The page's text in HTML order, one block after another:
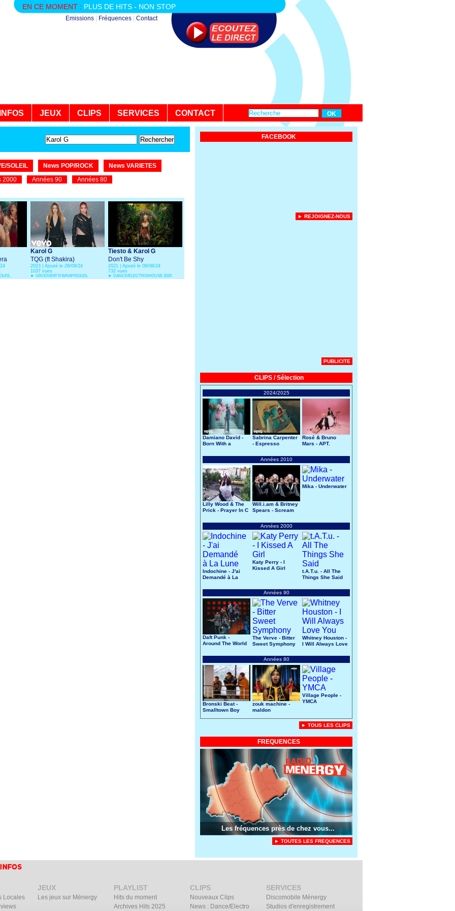
EN CE MOMENT : PLUS DE HITS - NON STOP
Emissions Fréquences Contact
INFOS JEUX CLIPS SERVICES CONTACT
SOLEIL News POP/ROCK
News VARIETES
2000 Années 90 Années 80
Karol G
TQG (ft Shakira)
2023 | Ajouté le 28/09/24
1037 vues
► GROOVE/R'N'B/RAP/SOLEIL
Tiesto & Karol G
Don't Be Shy
2021 | Ajouté le 08/08/24
732 vues
► DANCE/ELECTRO/HOUSE 2020
FACEBOOK
► REJOIGNEZ-NOUS
PUBLICITE
CLIPS / Sélection
2024/2025
Damiano David -
Born With a
Sabrina Carpenter
- Espresso
Rosé & Bruno
Mars - APT.
Années 2010
Lilly Wood & The
Prick - Prayer In C
Will.i.am & Britney
Spears - Scream
Mika - Underwater
Années 2000
Indochine - J'ai
Demandé à La
Katy Perry - I
Kissed A Girl
t.A.T.u. - All The
Things She Said
Années 90
Daft Punk -
Around The World
The Verve - Bitter
Sweet Symphony
Whitney Houston -
I Will Always Love
Années 80
Bronski Beat -
Smalltown Boy
zouk machine -
maldon
Village People -
YMCA
► TOUS LES CLIPS
FREQUENCES
Les fréquences près de chez vous...
► TOUTES LES FREQUENCES
Locales
JEUX
Les jeux sur Ménergy
PLAYLIST
Hits du moment
Archives Hits 2025
CLIPS
Nouveaux Clips
News : Dance/Electro
SERVICES
Discomobile Ménergy
Studios d'enregistrement